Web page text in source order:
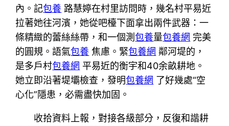
內。記包養 路慧婷在村里訪問時，幾名村平易近
拉著她往河濱，她從吧檯下面拿出兩件武器：一
條精緻的蕾絲絲帶，和一個測包養量包養網 完美
的圓規。語氣包養 焦慮。緊包養網 鄰河堤的，
是多戶村包養網 平易近的衡宇和40余畝耕地。
她立即沿著堤壩檢查，發明包養網 了好幾處“空
心化”隱患，必需盡快加固。
收拾資料上報，對接各級部分，反復和諧耕